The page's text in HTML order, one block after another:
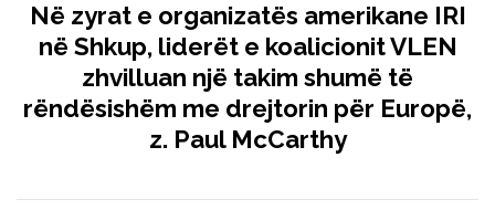
Në zyrat e organizatës amerikane IRI
në Shkup, liderët e koalicionit VLEN
zhvilluan një takim shumë të
rëndësishëm me drejtorin për Europë,
z. Paul McCarthy